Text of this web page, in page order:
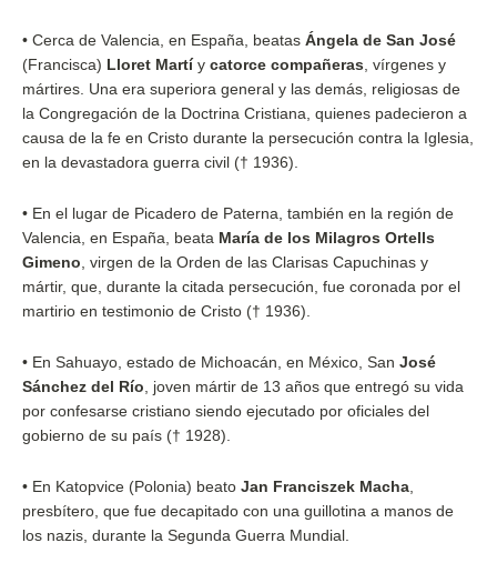
• Cerca de Valencia, en España, beatas Ángela de San José
(Francisca) Lloret Martí y catorce compañeras, vírgenes y
mártires. Una era superiora general y las demás, religiosas de
la Congregación de la Doctrina Cristiana, quienes padecieron a
causa de la fe en Cristo durante la persecución contra la Iglesia,
en la devastadora guerra civil († 1936).
• En el lugar de Picadero de Paterna, también en la región de
Valencia, en España, beata María de los Milagros Ortells
Gimeno , virgen de la Orden de las Clarisas Capuchinas y
mártir, que, durante la citada persecución, fue coronada por el
martirio en testimonio de Cristo († 1936).
• En Sahuayo, estado de Michoacán, en México, San José
Sánchez del Río , joven mártir de 13 años que entregó su vida
por confesarse cristiano siendo ejecutado por oficiales del
gobierno de su país († 1928).
• En Katopvice (Polonia) beato Jan Franciszek Macha
presbítero, que fue decapitado con una guillotina a manos de
los nazis, durante la Segunda Guerra Mundial.